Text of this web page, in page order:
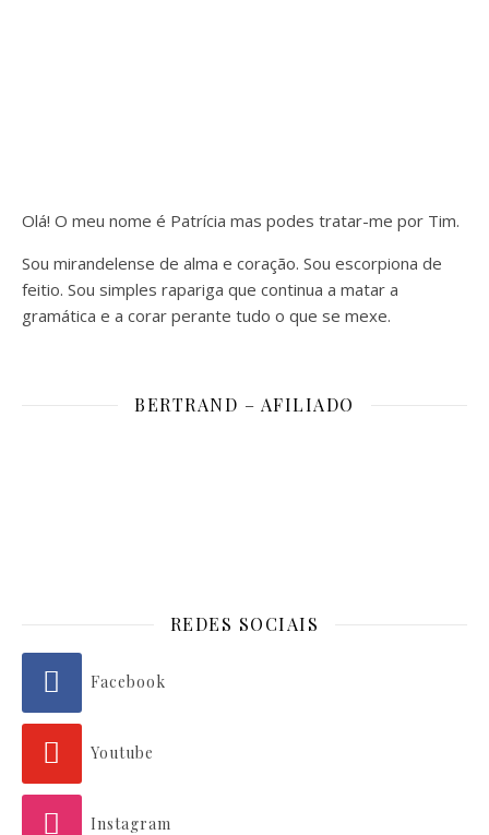
Olá! O meu nome é Patrícia mas podes tratar-me por Tim.
Sou mirandelense de alma e coração. Sou escorpiona de
feitio. Sou simples rapariga que continua a matar a
gramática e a corar perante tudo o que se mexe.
BERTRAND – AFILIADO
REDES SOCIAIS
Facebook
Youtube
Instagram